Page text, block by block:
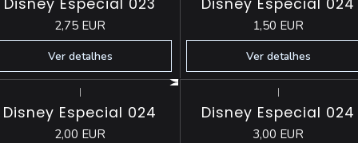
2,75 EUR
Ver detalhes
1,50 EUR
Ver detalhes
|
Disney Especial 024
2,00 EUR
|
Disney Especial 024
3,00 EUR